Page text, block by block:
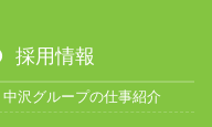
採用情報
中沢グループの仕事紹介